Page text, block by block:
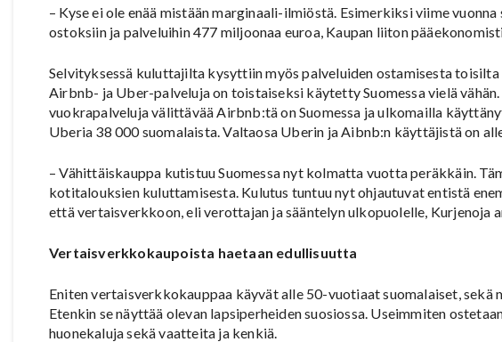
– Kyse ei ole enää mistään marginaali-ilmiöstä. Esimerkiksi viime
ostoksiin ja palveluihin 477 miljoonaa euroa, Kaupan liiton
Selvityksessä kuluttajilta kysyttiin myös palveluiden ostamisesta
Airbnb- ja Uber-palveluja on toistaiseksi käytetty Suomessa vielä
vuokrapalveluja välittävää Airbnb:tä on Suomessa ja ulkomailla
Uberia 38 000 suomalaista. Valtaosa Uberin ja Aibnb:n käyttäjistä on
– Vähittäiskauppa kutistuu Suomessa nyt kolmatta vuotta peräkkäin.
kotitalouksien kuluttamisesta. Kulutus tuntuu nyt ohjautuvat entistä
että vertaisverkkoon, eli verottajan ja sääntelyn ulkopuolelle, Kurjenoja
Vertaisverkkokaupoista haetaan edullisuutta
Eniten vertaisverkkokauppaa käyvät alle 50-vuotiaat suomalaiset, sekä
Etenkin se näyttää olevan lapsiperheiden suosiossa. Useimmiten
huonekaluja sekä vaatteita ja kenkiä.